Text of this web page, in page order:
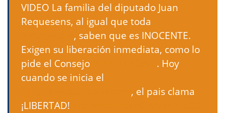
VIDEO La familia del diputado Juan
Requesens, al igual que toda
, saben que es INOCENTE.
Exigen su liberación inmediata, como lo
pide el Consejo
. Hoy
cuando se inicia el
, el pais clama
¡LIBERTAD!